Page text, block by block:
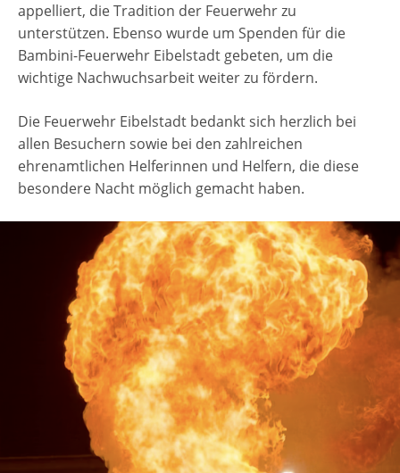
appelliert, die Tradition der Feuerwehr zu
unterstützen. Ebenso wurde um Spenden für die
Bambini-Feuerwehr Eibelstadt gebeten, um die
wichtige Nachwuchsarbeit weiter zu fördern.
Die Feuerwehr Eibelstadt bedankt sich herzlich bei
allen Besuchern sowie bei den zahlreichen
ehrenamtlichen Helferinnen und Helfern, die diese
besondere Nacht möglich gemacht haben.